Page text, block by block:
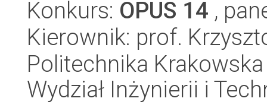
Konkurs: OPUS 14 ,
Kierownik: prof.
Politechnika
Wydział Inżynierii i